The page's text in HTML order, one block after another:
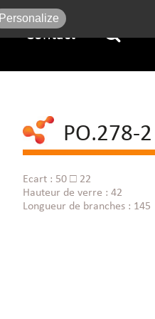
Contact
PO.278-
Ecart : 50 □ 22
Hauteur de verre : 42
Longueur de branches : 145
Personalize